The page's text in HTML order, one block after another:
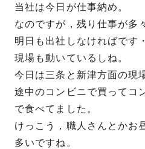
当社は今日が仕事納め。
なのですが，残り仕事が多
明日も出社しなければです
現場も動いているしね。
今日は三条と新津方面の現
途中のコンビニで買ってコ
で食べてました。
けっこう，職人さんとかお
多いですね。